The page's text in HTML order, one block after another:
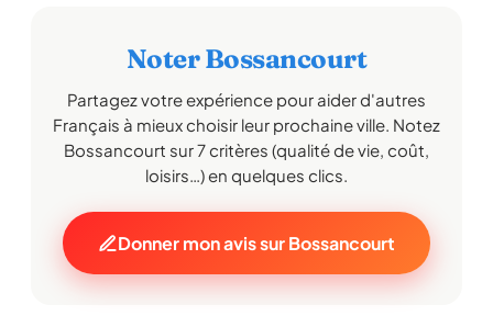
Noter Bossancourt
Partagez votre expérience pour aider d'autres
Français à mieux choisir leur prochaine ville. Notez
Bossancourt sur 7 critères (qualité de vie, coût,
loisirs…) en quelques clics.
Donner mon avis sur Bossancourt